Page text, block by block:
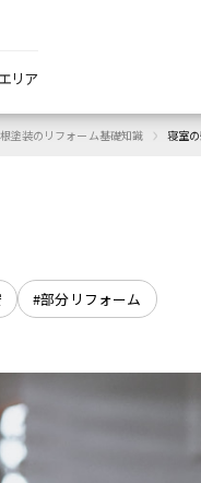
リア
塗装のリフォーム基礎知識 › 寝室
#部分リフォーム